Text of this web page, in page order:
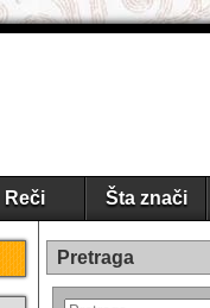
Reči Šta znači
Pretraga